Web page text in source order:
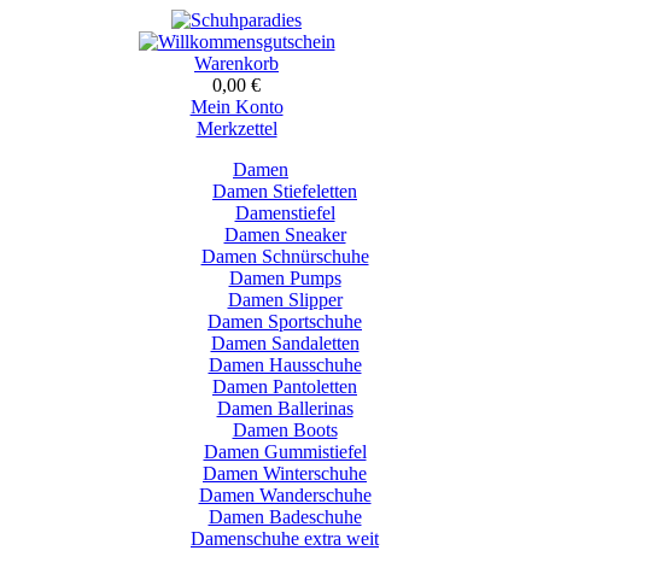
Warenkorb
0,00 €
Mein Konto
Merkzettel
Damen
Damen Stiefeletten
Damenstiefel
Damen Sneaker
Damen Schnürschuhe
Damen Pumps
Damen Slipper
Damen Sportschuhe
Damen Sandaletten
Damen Hausschuhe
Damen Pantoletten
Damen Ballerinas
Damen Boots
Damen Gummistiefel
Damen Winterschuhe
Damen Wanderschuhe
Damen Badeschuhe
Damenschuhe extra weit